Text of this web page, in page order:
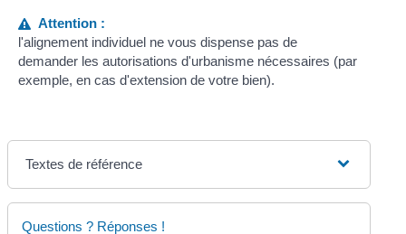
Attention :
l'alignement individuel ne vous dispense pas de
demander les autorisations d'urbanisme nécessaires (par
exemple, en cas d'extension de votre bien).
Textes de référence
Questions ? Réponses !